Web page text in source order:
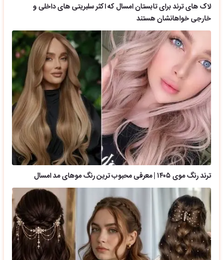
لاک های ترند برای تابستان امسال که اکثر سلبریتی های داخلی و
خارجی خواهانشان هستند
ترند رنگ موی ۱۴۰۵ | معرفی محبوب ترین رنگ موهای مد امسال